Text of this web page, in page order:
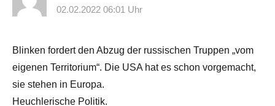
02.02.2022 06:01 Uhr
Blinken fordert den Abzug der russischen Truppen „vom
eigenen Territorium“. Die USA hat es schon vorgemacht,
sie stehen in Europa.
Heuchlerische Politik.